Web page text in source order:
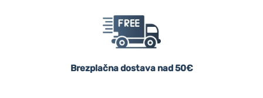
Brezplačna dostava nad 50€